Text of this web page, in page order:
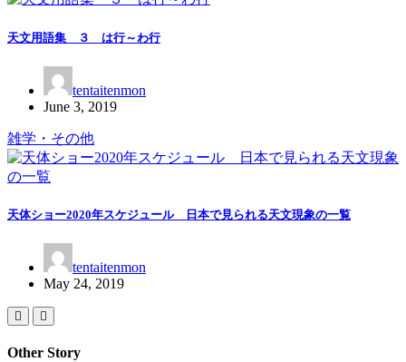
天文用語集 ３ は行～わ行
tentaitenmon
June 3, 2019
雑学・その他
天体ショー2020年スケジュール 日本で見られる天文現象の一覧
tentaitenmon
May 24, 2019
Other Story